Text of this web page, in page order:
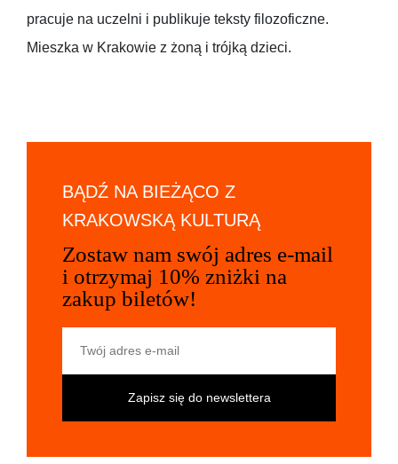
pracuje na uczelni i publikuje teksty filozoficzne.
Mieszka w Krakowie z żoną i trójką dzieci.
BĄDŹ NA BIEŻĄCO Z
KRAKOWSKĄ KULTURĄ
Zostaw nam swój adres e-mail
i otrzymaj 10% zniżki na
zakup biletów!